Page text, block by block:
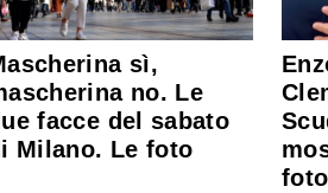
sì,
no. Le
facce del sabato
Milano. Le foto
foto